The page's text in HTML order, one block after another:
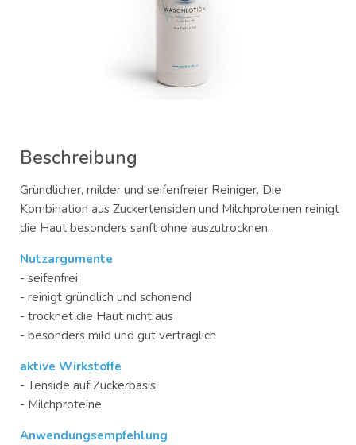
Beschreibung
Gründlicher, milder und seifenfreier Reiniger. Die
Kombination aus Zuckertensiden und Milchproteinen reinigt
die Haut besonders sanft ohne auszutrocknen.
Nutzargumente
- seifenfrei
- reinigt gründlich und schonend
- trocknet die Haut nicht aus
- besonders mild und gut verträglich
aktive Wirkstoffe
- Tenside auf Zuckerbasis
- Milchproteine
Anwendungsempfehlung